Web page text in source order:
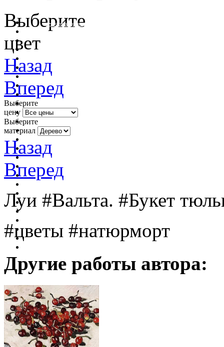
очистить фильтр цвета
Выберите
цвет
Назад
Вперед
Выберите
цену
Выберите
материал
Назад
Вперед
Луи #Вальта. #Букет
#цветы #натюрморт
Другие работы автора: